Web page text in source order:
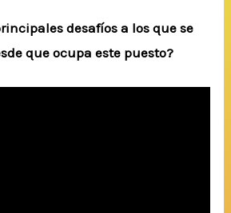
desafíos a los que se
que ocupa este puesto?